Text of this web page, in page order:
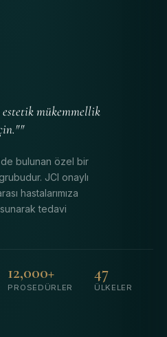
mükemmellik
bulunan özel bir
JCI onaylı
hastalarımıza
tedavi
12,000+
PROSEDÜRLER
47
ÜLKELER